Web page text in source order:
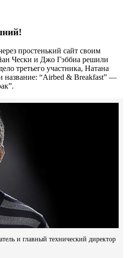
простенький сайт своим
Чески и Джо Гэббиа решили
третьего участника, Натана
название: “Airbed & Breakfast” —
и главный технический директор